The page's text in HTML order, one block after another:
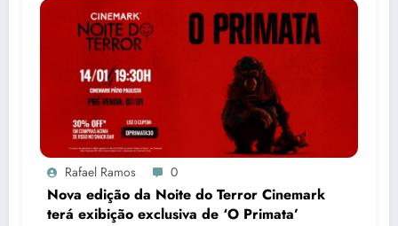
Rafael Ramos 0
Nova edição da Noite do Terror Cinemark
terá exibição exclusiva de ‘O Primata’